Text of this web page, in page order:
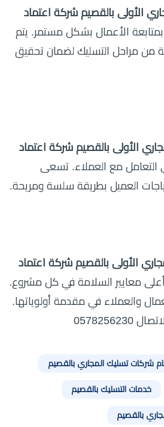
الأولى بالقصيم شركة اعتماد
بمتابعة الأعمال بشكل مستمر. يتم
من مراحل التسليك لضمان تحقيق
الأولى بالقصيم شركة اعتماد
التعامل مع العملاء. تسعى
العميل بطريقة سلسة ومريحة.
الأولى بالقصيم شركة اعتماد
بأعلى معايير السلامة في كل مشروع.
والعملاء في مقدمة أولوياتها.
شركات تسليك المجاري بالقصيم
خدمات التسليك بالقصيم
بالقصيم